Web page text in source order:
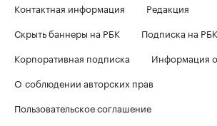
Контактная информация
Редакция
Скрыть баннеры на РБК
Подписка на РБК
Корпоративная подписка
Информация
О соблюдении авторских прав
Пользовательское соглашение